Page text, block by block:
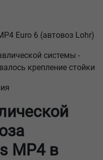
Euro 6 (автовоз Lohr)
системы -
крепление стойки
MP4 в